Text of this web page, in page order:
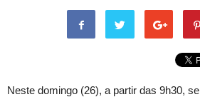
Neste domingo (26), a partir das 9h30,